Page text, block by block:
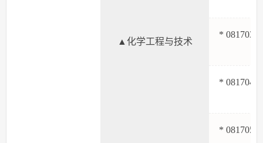
▲化学工程与技术
* 081703
* 081704
* 081705